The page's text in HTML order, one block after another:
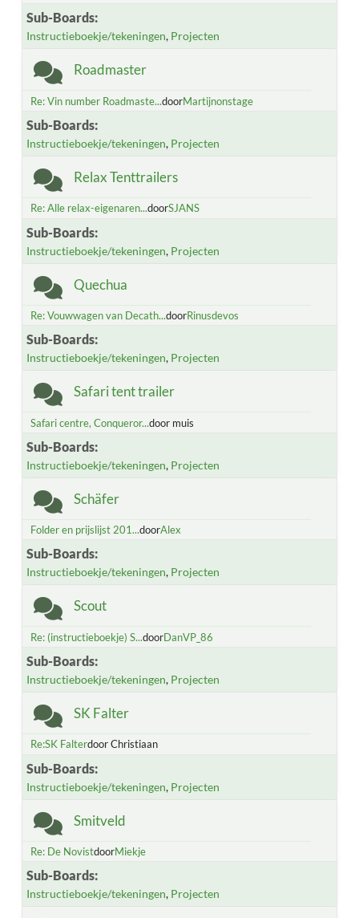
Sub-Boards
Instructieboekje/tekeningen Projecten
Roadmaster
Re: Vin number Roadmaste...doorMartijnonstage
Sub-Boards
Instructieboekje/tekeningen Projecten
Relax Tenttrailers
Re: Alle relax-eigenaren...doorSJANS
Sub-Boards
Instructieboekje/tekeningen Projecten
Quechua
Re: Vouwwagen van Decath...doorRinusdevos
Sub-Boards
Instructieboekje/tekeningen Projecten
Safari tent trailer
Safari centre, Conqueror...door muis
Sub-Boards
Instructieboekje/tekeningen Projecten
Schäfer
Folder en prijslijst 201...doorAlex
Sub-Boards
Instructieboekje/tekeningen Projecten
Scout
Re: (instructieboekje) S...doorDanVP_86
Sub-Boards
Instructieboekje/tekeningen Projecten
SK Falter
Re:SK Falterdoor Christiaan
Sub-Boards
Instructieboekje/tekeningen Projecten
Smitveld
Re: De NovistdoorMiekje
Sub-Boards
Instructieboekje/tekeningen Projecten